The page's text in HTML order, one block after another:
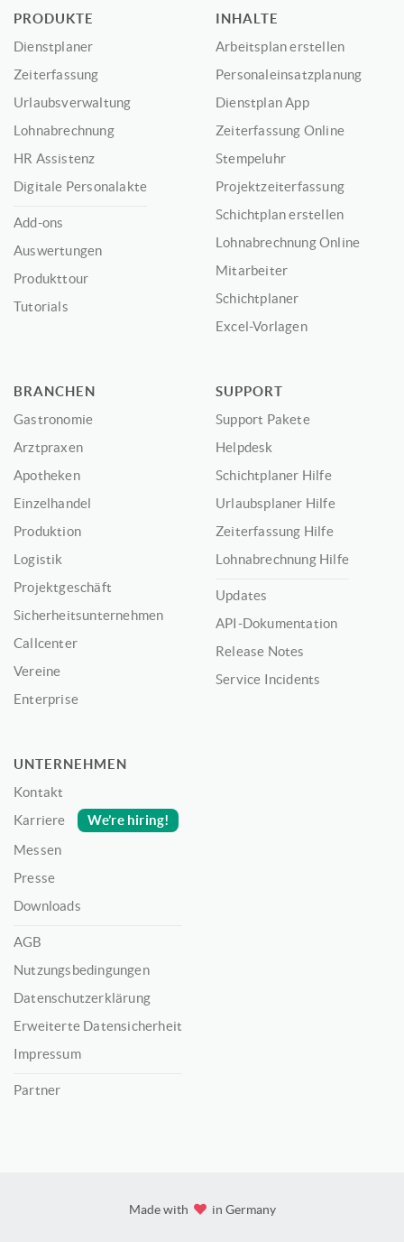
PRODUKTE
Dienstplaner
Zeiterfassung
Urlaubsverwaltung
Lohnabrechnung
HR Assistenz
Digitale Personalakte
Add-ons
Auswertungen
Produkttour
Tutorials
INHALTE
Arbeitsplan erstellen
Personaleinsatzplanung
Dienstplan App
Zeiterfassung Online
Stempeluhr
Projektzeiterfassung
Schichtplan erstellen
Lohnabrechnung Online
Mitarbeiter
Schichtplaner
Excel-Vorlagen
BRANCHEN
Gastronomie
Arztpraxen
Apotheken
Einzelhandel
Produktion
Logistik
Projektgeschäft
Sicherheitsunternehmen
Callcenter
Vereine
Enterprise
SUPPORT
Support Pakete
Helpdesk
Schichtplaner Hilfe
Urlaubsplaner Hilfe
Zeiterfassung Hilfe
Lohnabrechnung Hilfe
Updates
API-Dokumentation
Release Notes
Service Incidents
UNTERNEHMEN
Kontakt
Karriere
We’re hiring!
Messen
Presse
Downloads
AGB
Nutzungsbedingungen
Datenschutzerklärung
Erweiterte Datensicherheit
Impressum
Partner
Made with in Germany